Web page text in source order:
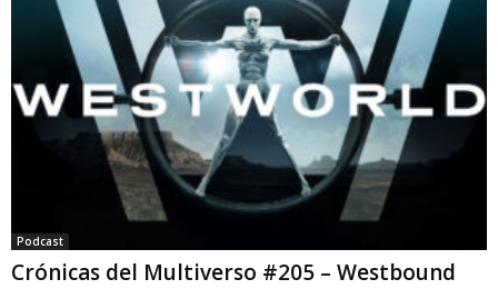
Podcast
Crónicas del Multiverso #205 – Westbound